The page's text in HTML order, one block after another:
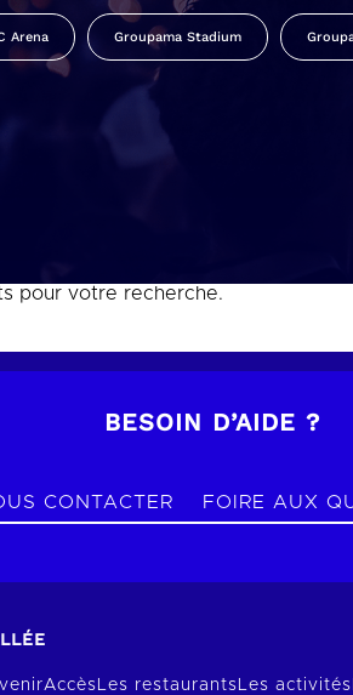
Arena Groupama Stadium
pour votre recherche.
BESOIN D’AIDE ?
CONTACTER FOIRE AUX
AccèsLes restaurantsLes activités